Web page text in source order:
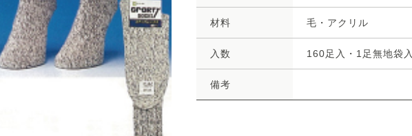
材料 毛・アクリル
入数 160足入・1足無地袋入
備考